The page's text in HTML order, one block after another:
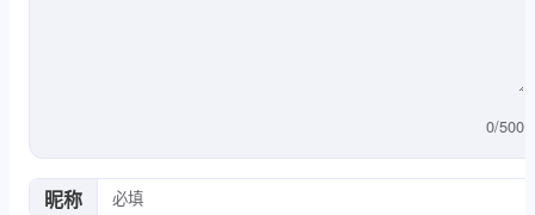
0/500
昵称